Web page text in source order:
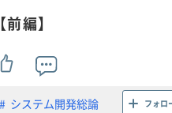
【前編】
システム開発総論 フォロ